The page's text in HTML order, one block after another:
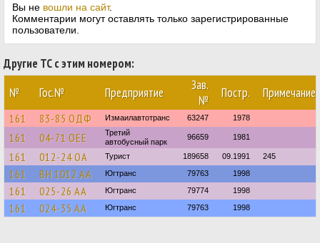
Вы не вошли на сайт.
Комментарии могут оставлять только зарегистрированные
пользователи.
Другие ТС с этим номером:
№
Гос.№ Предприятие
Зав.
№
Постр. Примечание
161 83-85 ОДФ Измаилавтотранс 63247 1978
161 04-71 ОЕЕ
Третий
автобусный парк
96659 1981
161 012-24 ОА Турист 189658 09.1991 245
161 BH 1012 AA Югтранс 79763 1998
161 025-26 АА Югтранс 79774 1998
161 024-35 АА Югтранс 79763 1998